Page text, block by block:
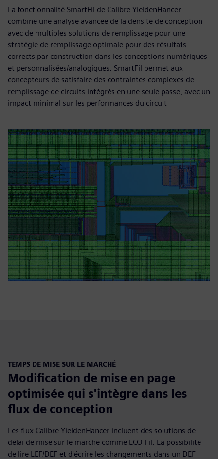
La fonctionnalité SmartFil de Calibre YieldenHancer
combine une analyse avancée de la densité de conception
avec de multiples solutions de remplissage pour une
stratégie de remplissage optimale pour des résultats
corrects par construction dans les conceptions numériques
et personnalisées/analogiques. SmartFil permet aux
concepteurs de satisfaire des contraintes complexes de
remplissage de circuits intégrés en une seule passe, avec un
impact minimal sur les performances du circuit
TEMPS DE MISE SUR LE MARCHÉ
Modification de mise en page
optimisée qui s'intègre dans les
flux de conception
Les flux Calibre YieldenHancer incluent des solutions de
délai de mise sur le marché comme ECO Fil. La possibilité
de lire LEF/DEF et d'écrire les changements dans un DEF